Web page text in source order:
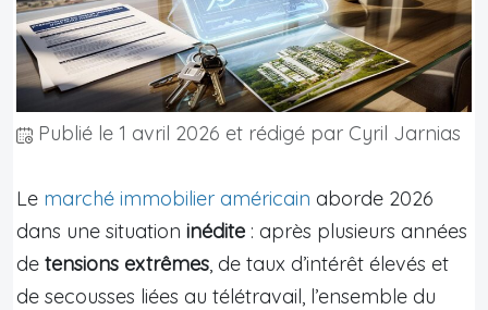
Publié le 1 avril 2026 et rédigé par Cyril Jarnias
Le marché immobilier américain aborde 2026
dans une situation inédite : après plusieurs années
de tensions extrêmes, de taux d’intérêt élevés et
de secousses liées au télétravail, l’ensemble du